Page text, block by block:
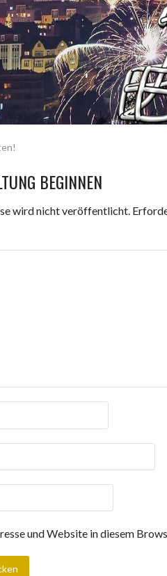
BEGINNEN
wird nicht veröffentlicht.
und Website in diesem
BARNEYS